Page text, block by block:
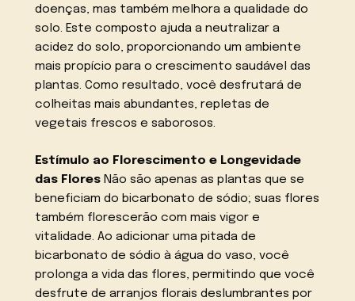
doenças, mas também melhora a qualidade do
solo. Este composto ajuda a neutralizar a
acidez do solo, proporcionando um ambiente
mais propício para o crescimento saudável das
plantas. Como resultado, você desfrutará de
colheitas mais abundantes, repletas de
vegetais frescos e saborosos.
Estímulo ao Florescimento e Longevidade
das Flores Não são apenas as plantas que se
beneficiam do bicarbonato de sódio; suas flores
também florescerão com mais vigor e
vitalidade. Ao adicionar uma pitada de
bicarbonato de sódio à água do vaso, você
prolonga a vida das flores, permitindo que você
desfrute de arranjos florais deslumbrantes por